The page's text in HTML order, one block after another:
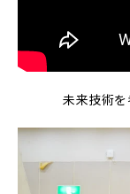
未来技術